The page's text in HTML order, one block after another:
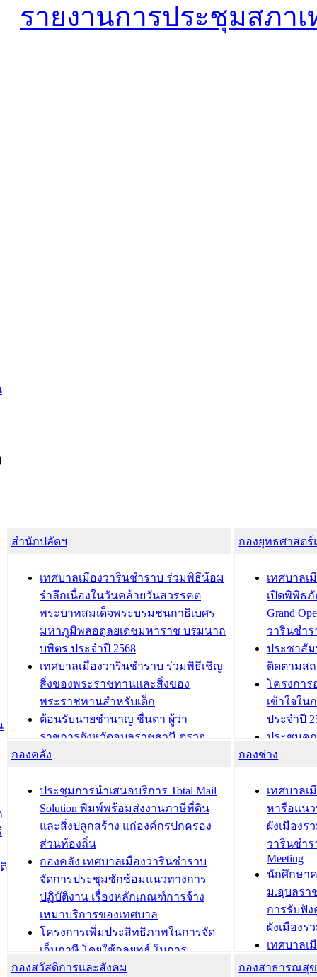
รายงานการประชุมสภา
สำนักปลัดฯ
เทศบาลเมืองวารินชำราบ ร่วมพิธีน้อม
รำลึกเนื่องในวันคล้ายวันสวรรคต
พระบาทสมเด็จพระบรมชนกาธิเบศร
มหาภูมิพลอดุลยเดชมหาราช บรมนาถ
บพิตร ประจำปี 2568
เทศบาลเมืองวารินชำราบ ร่วมพิธีเชิญ
สิ่งของพระราชทานและสิ่งของ
พระราชทานสำหรับเด็ก
ต้อนรับนายชำนาญ ชื่นตา ผู้ว่า
ราชการจังหวัดอุบลราชธานี ตรวจ
ความเรียบร้อยของสถานที่ในการเตรี
องคมนตรี
สำนักทะเบียนท้องถิ่นเทศบาลเมือง
วารินชำราบ ดำเนินการมอบทะเบียน
บ้าน ทร.14 และบัตรประจำตัว
ประชาชนบุคคลประเภท 8 แก่บุคคลที่
ได้รับการเพิ่มชื่อในทะเบียนบ้าน
(ท.ร.14) กรณีคนไม่มีสัญชาติไทยได้รับ
อนุญาตให้มีถิ่นที่อยู่
ประชุมคณะกรรมการประเมินผลการ
ควบคุมภายในของ สำนัก/กอง/
โรงเรียน/ศูนย์พัฒนาเด็กเล็ก/สถานธนา
กองยุทธศาสต
เทศบาลเ
เปิดพิพิธภั
Grand
วารินชำร
ประชาสัม
ติดตามส
โครงกา
เข้าใจใน
ประจำปี
ประชุมค
ความเสี่ย
ประชุมที
ชีวา สร้า
ขับเคลื่อน
“เมืองแห่
บทความ อื่นๆ ...
กองคลัง
ประชุมการนำเสนอบริการ Total Mail
Solution พิมพ์พร้อมส่งงานภาษีที่ดิน
และสิ่งปลูกสร้าง แก่องค์กรปกครอง
ส่วนท้องถิ่น
กองคลัง เทศบาลเมืองวารินชำราบ
จัดการประชุมซักซ้อมแนวทางการ
ปฏิบัติงาน เรื่องหลักเกณฑ์การจ้าง
เหมาบริการของเทศบาล
โครงการเพิ่มประสิทธิภาพในการจัด
เก็บภาษี โดยใช้กลยุทธ์ ในการ
พัฒนาการจัดเก็บรายได้ ประจำปี พ.ศ.
กองช่าง
เทศบาลเ
หารือแน
ผังเมืองร
วารินชำร
Meeting
นักศึกษา
ม.อุบลรา
การรับฟั
ผังเมืองร
เทศบาลเ
โครงการ
กองสวัสดิการและสังคม กองสาธารณสุ